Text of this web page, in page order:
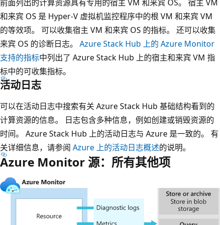
前面列出的计算资源具有专用的宿主 VM 和来宾 OS。 宿主 VM
和来宾 OS 是 Hyper-V 虚拟机监控程序中的根 VM 和来宾 VM
的等效项。 可以收集宿主 VM 和来宾 OS 的指标。 还可以收集
来宾 OS 的诊断日志。 Azure Stack Hub 上的 Azure Monitor
支持的指标中列出了 Azure Stack Hub 上的宿主和来宾 VM 指
标中的可收集指标。
活动日志
可以在活动日志中搜索有关 Azure Stack Hub 基础结构看到的
计算资源的信息。 日志包含多种信息，例如创建或销毁资源的
时间。 Azure Stack Hub 上的活动日志与 Azure 是一致的。 有
关详细信息，请参阅 Azure 上的活动日志概述的说明。
Azure Monitor 源：所有其他项